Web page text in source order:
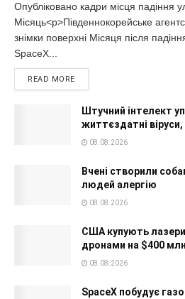
Опубліковано кадри місця падіння
Місяць<p>Південнокорейське
знімки поверхні Місяця після
SpaceX...
READ MORE
Штучний інтелект
життєздатні
08.08.2026
Вчені створили
людей алергію
08.08.2026
США купують
дронами на $400
08.08.2026
SpaceX побудує